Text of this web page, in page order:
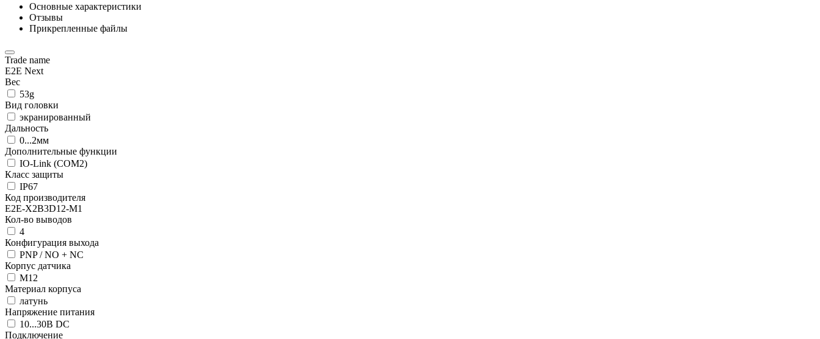
Основные характеристики
Отзывы
Прикрепленные файлы
Trade name
E2E Next
Вес
53g
Вид головки
экранированный
Дальность
0...2мм
Дополнительные функции
IO-Link (COM2)
Класс защиты
IP67
Код производителя
E2E-X2B3D12-M1
Кол-во выводов
4
Конфигурация выхода
PNP / NO + NC
Корпус датчика
М12
Материал корпуса
латунь
Напряжение питания
10...30В DC
Подключение